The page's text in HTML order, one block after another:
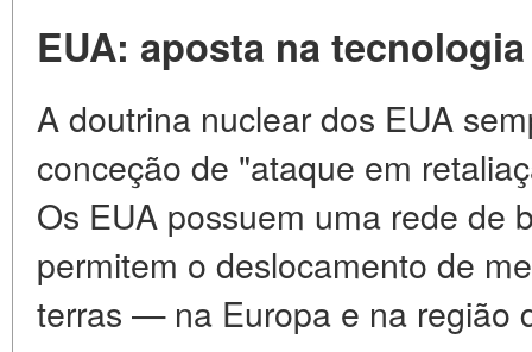
EUA: aposta na
A doutrina nuclear dos EUA
conceção de "ataque em
Os EUA possuem uma rede de
permitem o deslocamento de
terras — na Europa e na região